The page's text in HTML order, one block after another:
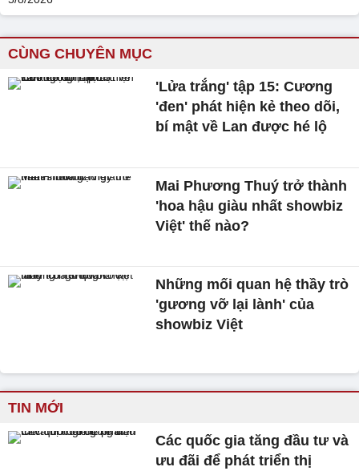
CÙNG CHUYÊN MỤC
'Lửa trắng' tập 15: Cương
'đen' phát hiện kẻ theo dõi,
bí mật về Lan được hé lộ
Mai Phương Thuý trở thành
'hoa hậu giàu nhất showbiz
Việt' thế nào?
Những mối quan hệ thầy trò
'gương vỡ lại lành' của
showbiz Việt
TIN MỚI
Các quốc gia tăng đầu tư và
ưu đãi để phát triển thị